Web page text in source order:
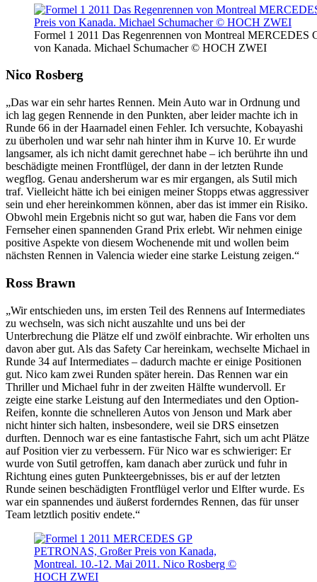
Formel 1 2011 Das Regenrennen von Montreal MERCEDES
von Kanada. Michael Schumacher © HOCH ZWEI
Nico Rosberg
„Das war ein sehr hartes Rennen. Mein Auto war in Ordnung und
ich lag gegen Rennende in den Punkten, aber leider machte ich in
Runde 66 in der Haarnadel einen Fehler. Ich versuchte, Kobayashi
zu überholen und war sehr nah hinter ihm in Kurve 10. Er wurde
langsamer, als ich nicht damit gerechnet habe – ich berührte ihn und
beschädigte meinen Frontflügel, der dann in der letzten Runde
wegflog. Genau andersherum war es mir ergangen, als Sutil mich
traf. Vielleicht hätte ich bei einigen meiner Stopps etwas aggressiver
sein und eher hereinkommen können, aber das ist immer ein Risiko.
Obwohl mein Ergebnis nicht so gut war, haben die Fans vor dem
Fernseher einen spannenden Grand Prix erlebt. Wir nehmen einige
positive Aspekte von diesem Wochenende mit und wollen beim
nächsten Rennen in Valencia wieder eine starke Leistung zeigen.“
Ross Brawn
„Wir entschieden uns, im ersten Teil des Rennens auf Intermediates
zu wechseln, was sich nicht auszahlte und uns bei der
Unterbrechung die Plätze elf und zwölf einbrachte. Wir erholten uns
davon aber gut. Als das Safety Car hereinkam, wechselte Michael in
Runde 34 auf Intermediates – dadurch machte er einige Positionen
gut. Nico kam zwei Runden später herein. Das Rennen war ein
Thriller und Michael fuhr in der zweiten Hälfte wundervoll. Er
zeigte eine starke Leistung auf den Intermediates und den Option-
Reifen, konnte die schnelleren Autos von Jenson und Mark aber
nicht hinter sich halten, insbesondere, weil sie DRS einsetzen
durften. Dennoch war es eine fantastische Fahrt, sich um acht Plätze
auf Position vier zu verbessern. Für Nico war es schwieriger: Er
wurde von Sutil getroffen, kam danach aber zurück und fuhr in
Richtung eines guten Punkteergebnisses, bis er auf der letzten
Runde seinen beschädigten Frontflügel verlor und Elfter wurde. Es
war ein spannendes und äußerst forderndes Rennen, das für unser
Team letztlich positiv endete.“